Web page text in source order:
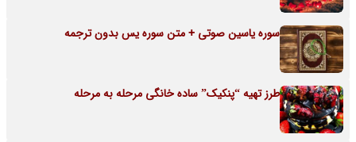
سوره یاسین صوتی + متن سوره یس بدون ترجمه
طرز تهیه “پنکیک” ساده خانگی مرحله به مرحله